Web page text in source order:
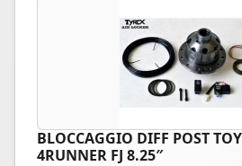
BLOCCAGGIO DIFF POST
4RUNNER FJ 8.25″